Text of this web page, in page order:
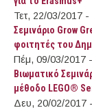
Τετ, 22/03/2017
Σεμινάριο Grow
φοιτητές του
Πέμ, 09/03/2017
Βιωματικό
μέθοδο LEGO®
Δευ, 20/02/2017